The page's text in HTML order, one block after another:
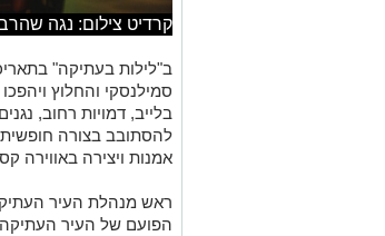
קרדיט צילום: נגה
סמילנסקי והחלוץ
בלייב, דמויות רחוב,
להסתובב בצורה
אמנות ויצירה באווירה
ראש מנהלת העיר
הפועם של העיר